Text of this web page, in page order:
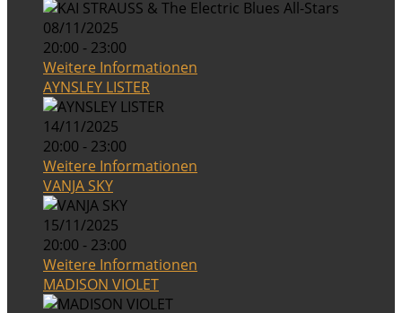
08/11/2025
20:00 - 23:00
Weitere Informationen
AYNSLEY LISTER
14/11/2025
20:00 - 23:00
Weitere Informationen
VANJA SKY
15/11/2025
20:00 - 23:00
Weitere Informationen
MADISON VIOLET